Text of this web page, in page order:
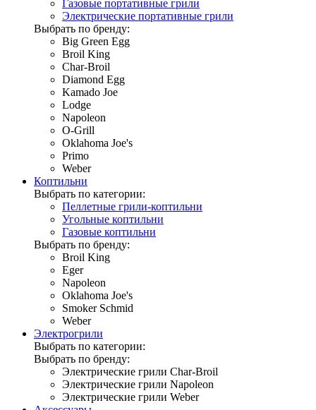
Газовые портативные грили
Электрические портативные грили
Выбрать по бренду:
Big Green Egg
Broil King
Char-Broil
Diamond Egg
Kamado Joe
Lodge
Napoleon
O-Grill
Oklahoma Joe's
Primo
Weber
Коптильни
Выбрать по категории:
Пеллетные грили-коптильни
Угольные коптильни
Газовые коптильни
Выбрать по бренду:
Broil King
Eger
Napoleon
Oklahoma Joe's
Smoker Schmid
Weber
Электрогрили
Выбрать по категории:
Выбрать по бренду:
Электрические грили Char-Broil
Электрические грили Napoleon
Электрические грили Weber